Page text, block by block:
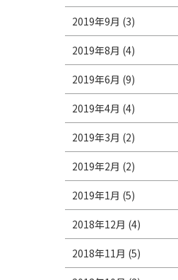
2019年9月 (3)
2019年8月 (4)
2019年6月 (9)
2019年4月 (4)
2019年3月 (2)
2019年2月 (2)
2019年1月 (5)
2018年12月 (4)
2018年11月 (5)